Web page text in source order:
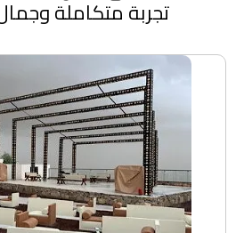
تجربة متكاملة